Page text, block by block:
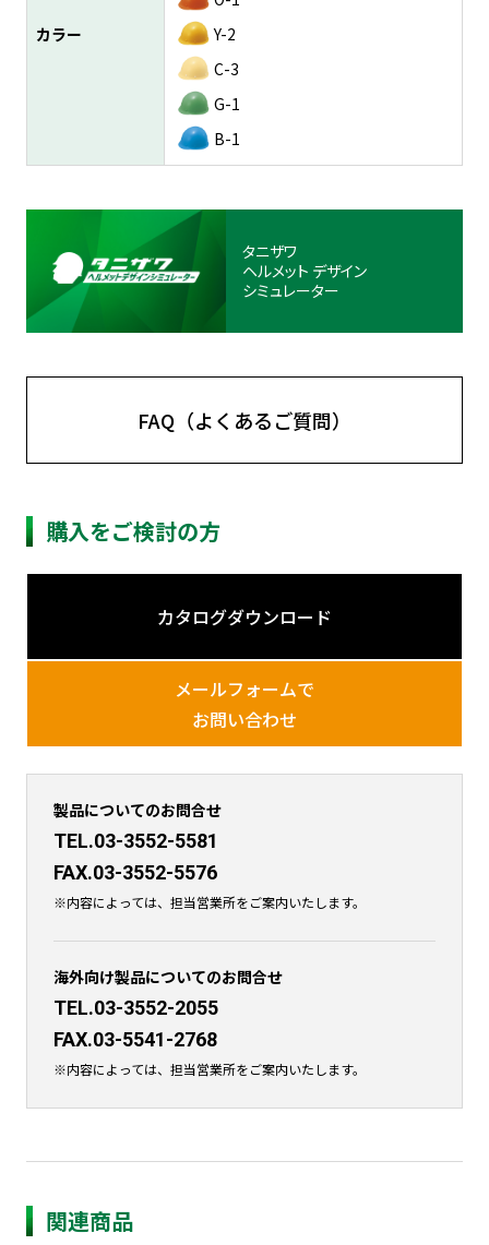
カラー
Y-2
C-3
G-1
B-1
タニザワ
ヘルメット デザイン
シミュレーター
FAQ（よくあるご質問）
購入をご検討の方
カタログダウンロード
メールフォームで
お問い合わせ
製品についてのお問合せ
TEL.03-3552-5581
FAX.03-3552-5576
※内容によっては、担当営業所をご案内いたします。
海外向け製品についてのお問合せ
TEL.03-3552-2055
FAX.03-5541-2768
※内容によっては、担当営業所をご案内いたします。
関連商品